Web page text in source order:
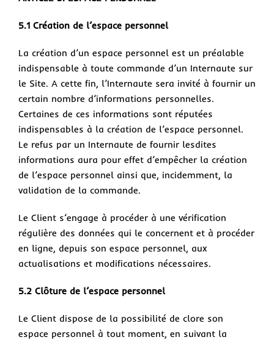
5.1 Création de l’espace personnel
La création d’un espace personnel est un préalable
indispensable à toute commande d’un Internaute sur
le Site. A cette fin, l’Internaute sera invité à fournir un
certain nombre d’informations personnelles.
Certaines de ces informations sont réputées
indispensables à la création de l’espace personnel.
Le refus par un Internaute de fournir lesdites
informations aura pour effet d’empêcher la création
de l’espace personnel ainsi que, incidemment, la
validation de la commande.
Le Client s’engage à procéder à une vérification
régulière des données qui le concernent et à procéder
en ligne, depuis son espace personnel, aux
actualisations et modifications nécessaires.
5.2 Clôture de l’espace personnel
Le Client dispose de la possibilité de clore son
espace personnel à tout moment, en suivant la